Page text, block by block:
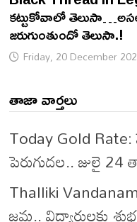
కట్టుకోవాలో
జరుగుంతుందో తెలుసా.!
Friday, 20 December
తాజా వార్తలు
Today Gold
పెరుగుదల.. జులై 24
Thalliki
జమ.. విద్యార్థులకు